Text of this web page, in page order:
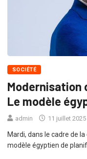
SOCIÉTÉ
Modernisation
Le modèle
admin 11 juillet 2025
Mardi, dans le cadre de
modèle égyptien de